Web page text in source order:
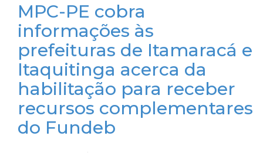
MPC-PE cobra
informações às
prefeituras de Itamaracá e
Itaquitinga acerca da
habilitação para receber
recursos complementares
do Fundeb